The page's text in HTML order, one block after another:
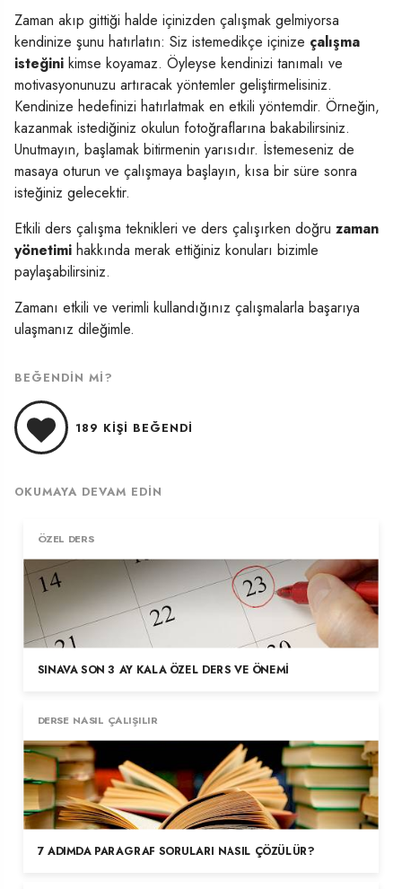
Zaman akıp gittiği halde içinizden çalışmak gelmiyorsa
kendinize şunu hatırlatın: Siz istemedikçe içinize çalışma
isteğini kimse koyamaz. Öyleyse kendinizi tanımalı ve
motivasyonunuzu artıracak yöntemler geliştirmelisiniz.
Kendinize hedefinizi hatırlatmak en etkili yöntemdir. Örneğin,
kazanmak istediğiniz okulun fotoğraflarına bakabilirsiniz.
Unutmayın, başlamak bitirmenin yarısıdır. İstemeseniz de
masaya oturun ve çalışmaya başlayın, kısa bir süre sonra
isteğiniz gelecektir.
Etkili ders çalışma teknikleri ve ders çalışırken doğru zaman
yönetimi hakkında merak ettiğiniz konuları bizimle
paylaşabilirsiniz.
Zamanı etkili ve verimli kullandığınız çalışmalarla başarıya
ulaşmanız dileğimle.
BEĞENDIN MI?
189 KIŞI BEĞENDI
OKUMAYA DEVAM EDIN
ÖZEL DERS
SINAVA SON 3 AY KALA ÖZEL DERS VE ÖNEMI
DERSE NASIL ÇALIŞILIR
7 ADIMDA PARAGRAF SORULARI NASIL ÇÖZÜLÜR?